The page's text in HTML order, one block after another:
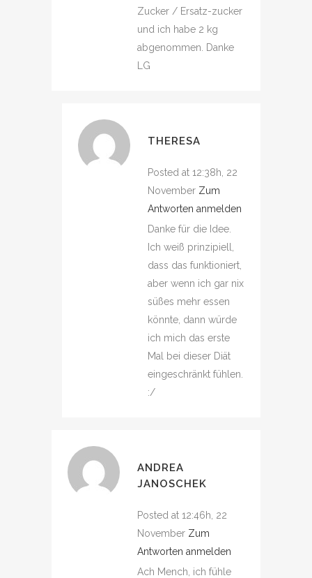
Zucker / Ersatz-zucker
und ich habe 2 kg
abgenommen. Danke
LG
THERESA
Posted at 12:38h, 22
November Zum
Antworten anmelden
Danke für die Idee.
Ich weiß prinzipiell,
dass das funktioniert,
aber wenn ich gar nix
süßes mehr essen
könnte, dann würde
ich mich das erste
Mal bei dieser Diät
eingeschränkt fühlen.
:/
ANDREA
JANOSCHEK
Posted at 12:46h, 22
November Zum
Antworten anmelden
Ach Mench, ich fühle